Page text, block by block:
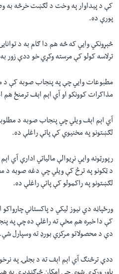
پورې ده.
څېړونکي وايي که څه هم دا ګام به د
ترلاسه کولو کې مرسته وکړي خو ددې زور
مطبوعات وايي چې په پنجاب صوبه کې د
مذاکرات کوونکو او آي اېم اېف ترمنځ
آي اېم اېف ویلي چي پنجاب صوبه د
لګښتونو په مخنیوي کې پاتې راغلې ده.
رپورټونه وايي نړیوالې مالياتي ادارې
د ټکونو په ترڅ کې ویلي چي دغه صوبه د
لګښتونو په راکمولو کې پاتې راغلې ده.
ورځپاڼه دي نيوز ليکي د پاکستاني
کې دا خبره هم مخې ته راغلې ده چې په
دې د محصولاتو مرکزي بورډ ته وسپارل شي.
ددې ترڅنګ آي اېم اېف ته د بجلۍ په